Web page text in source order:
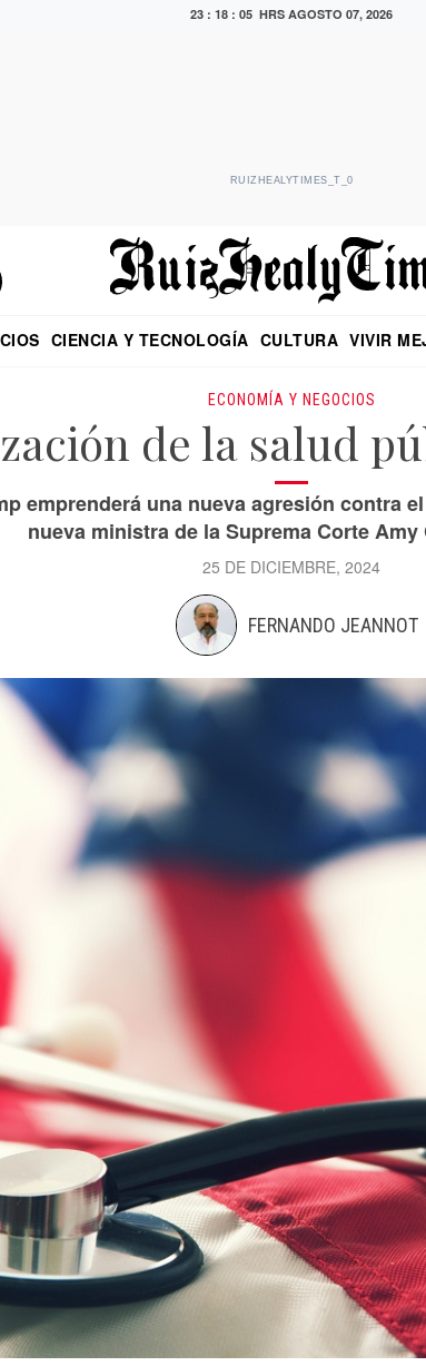
23 : 18 : 06 HRS AGOSTO 07, 2026
RUIZHEALYTIMES_T_0
CIENCIA Y TECNOLOGÍA CULTURA VIVIR
ECONOMÍA Y NEGOCIOS
de la salud
emprenderá una nueva agresión contra
nueva ministra de la Suprema Corte Amy
25 DE DICIEMBRE, 2024
FERNANDO JEANNOT